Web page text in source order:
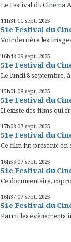
Le Festival du Cinéma
11h31 11 sept. 2025
51e Festival du
Voir derrière les
16h48 09 sept. 2025
51e Festival du
Le lundi 8 septembre, à
15h01 08 sept. 2025
51e Festival du
Il existe des films qui
17h08 07 sept. 2025
51e Festival du
Ce film fut présenté en
16h56 07 sept. 2025
51e Festival du
Ce documentaire,
16h37 07 sept. 2025
51e Festival du
Parmi les évènements